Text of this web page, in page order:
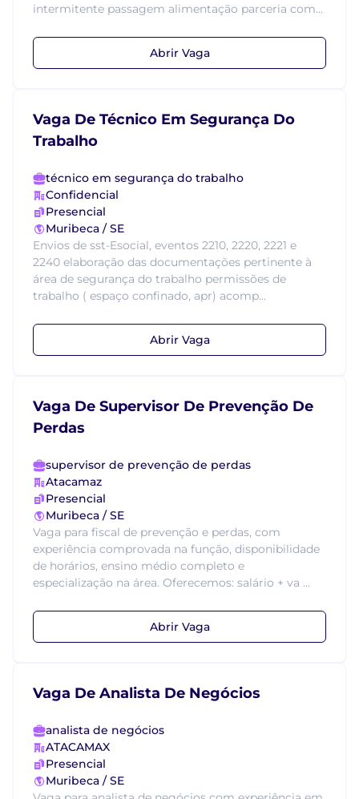
intermitente passagem alimentação parceria com...
Abrir Vaga
Vaga De Técnico Em Segurança Do
Trabalho
técnico em segurança do trabalho
Confidencial
Presencial
Muribeca / SE
Envios de sst-Esocial, eventos 2210, 2220, 2221 e
2240 elaboração das documentações pertinente à
área de segurança do trabalho permissões de
trabalho ( espaço confinado, apr) acomp...
Abrir Vaga
Vaga De Supervisor De Prevenção De
Perdas
supervisor de prevenção de perdas
Atacamaz
Presencial
Muribeca / SE
Vaga para fiscal de prevenção e perdas, com
experiência comprovada na função, disponibilidade
de horários, ensino médio completo e
especialização na área. Oferecemos: salário + va ...
Abrir Vaga
Vaga De Analista De Negócios
analista de negócios
ATACAMAX
Presencial
Muribeca / SE